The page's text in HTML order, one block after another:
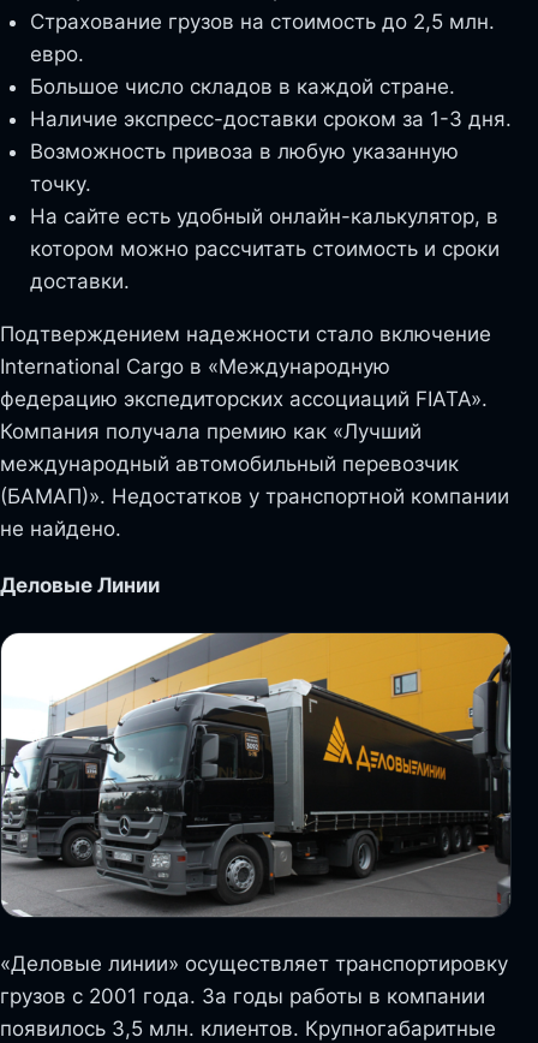
Страхование грузов на стоимость до 2,5 млн.
евро.
Большое число складов в каждой стране.
Наличие экспресс-доставки сроком за 1-3 дня.
Возможность привоза в любую указанную
точку.
На сайте есть удобный онлайн-калькулятор, в
котором можно рассчитать стоимость и сроки
доставки.
Подтверждением надежности стало включение
International Cargo в «Международную
федерацию экспедиторских ассоциаций FIATA».
Компания получала премию как «Лучший
международный автомобильный перевозчик
(БАМАП)». Недостатков у транспортной компании
не найдено.
Деловые Линии
«Деловые линии» осуществляет транспортировку
грузов с 2001 года. За годы работы в компании
появилось 3,5 млн. клиентов. Крупногабаритные